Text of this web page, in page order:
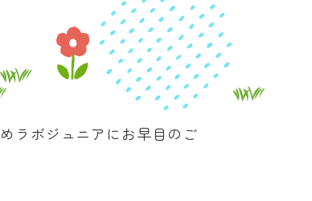
ラボジュニアにお早目のご